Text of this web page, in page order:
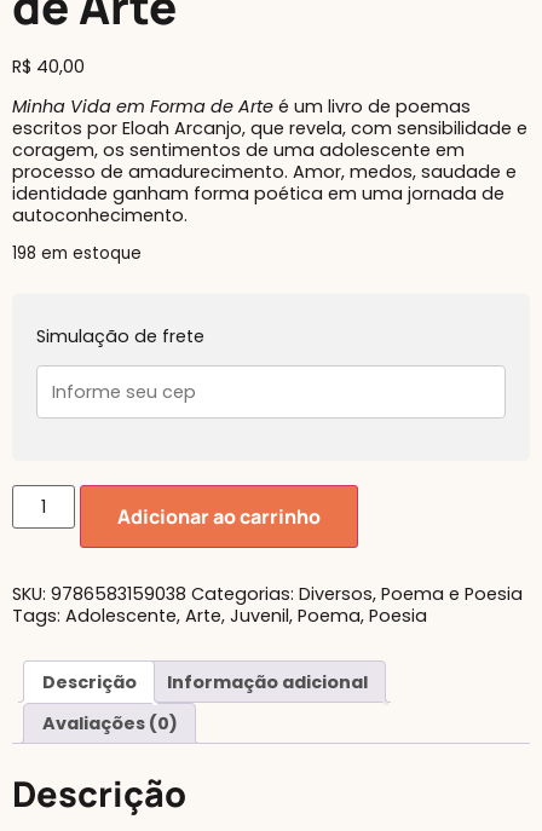
R$ 40,00
Minha Vida em Forma de Arte é um livro de poemas
escritos por Eloah Arcanjo, que revela, com sensibilidade e
coragem, os sentimentos de uma adolescente em
processo de amadurecimento. Amor, medos, saudade e
identidade ganham forma poética em uma jornada de
autoconhecimento.
198 em estoque
Simulação de frete
Adicionar ao carrinho
SKU: 9786583159038 Categorias: Diversos, Poema e Poesia
Tags: Adolescente, Arte, Juvenil, Poema, Poesia
Descrição
Informação adicional
Avaliações (0)
Descrição